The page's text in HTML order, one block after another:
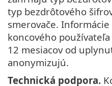
typ bezdrôtového
smerovače.
koncového
12 mesiacov od
anonymizujú.
Technická podpora.